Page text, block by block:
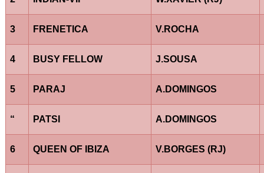
3 FRENETICA V.ROCHA
4 BUSY FELLOW J.SOUSA
5 PARAJ A.DOMINGOS
“ PATSI A.DOMINGOS
6 QUEEN OF IBIZA V.BORGES (RJ)